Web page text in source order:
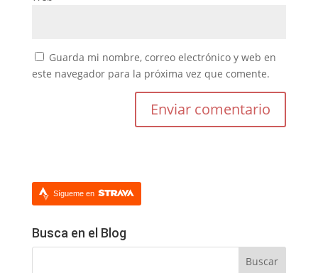
Guarda mi nombre, correo electrónico y web en
este navegador para la próxima vez que comente.
Sígueme en
Busca en el Blog